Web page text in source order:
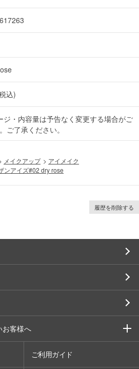
込)
ジ・内容量は予告なく変更する場合がご
ご了承ください。
メイクアップ > アイメイク
ンアイズ#02 dry rose
履歴を削除する
お客様へ
ご利用ガイド